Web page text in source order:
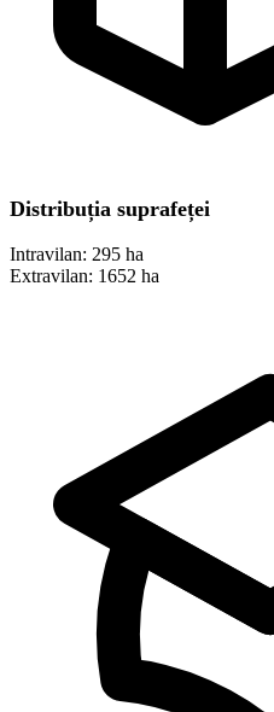
Distribuția suprafeței
Intravilan: 295 ha
Extravilan: 1652 ha